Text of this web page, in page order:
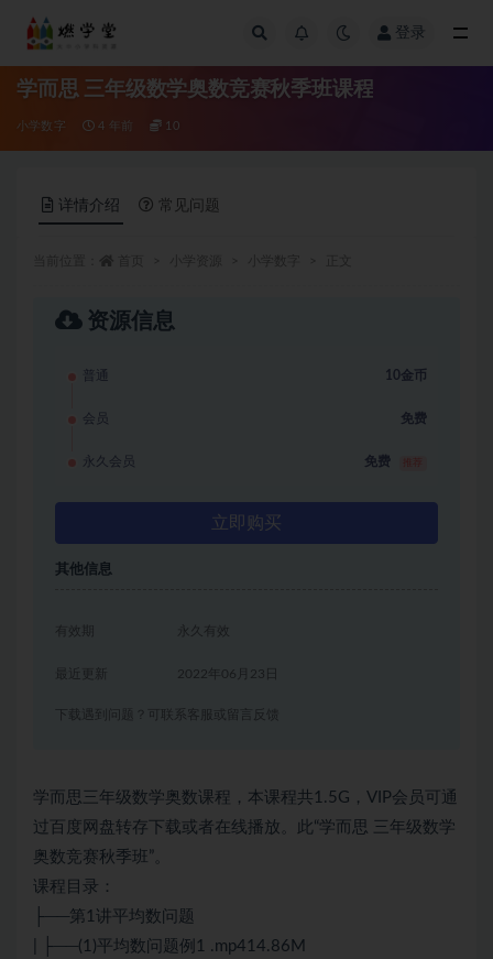
登录
学而思 三年级数学奥数竞赛秋季班课程
小学数字 4 年前 10
详情介绍 常见问题
资源信息
普通 10金币
会员 免费
永久会员 免费
立即购买
其他信息
有效期 永久有效
2022年06月23日
下载遇到问题？可联系客服或留言反馈
学而思三年级数学奥数课程，本课程共1.5G，VIP会员可通
过百度网盘转存下载或者在线播放。此“学而思 三年级数学
奥数竞赛秋季班”。
课程目录：
├──第1讲平均数问题
| ├──(1)平均数问题例1 .mp414.86M